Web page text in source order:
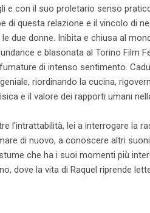
e con il suo proletario senso
di questa relazione e il vincolo di
due donne. Inibita e chiusa al
e blasonata al Torino Film
di intenso sentimento.
riordinando la cucina,
e il valore dei rapporti umani
l'intrattabilità, lei a interrogare la
di nuovo, a conoscere altri
che ha i suoi momenti più
dove la vita di Raquel riprende